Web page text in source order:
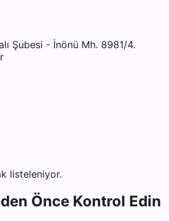
Şubesi - İnönü Mh. 8981/4.
listeleniyor.
Önce Kontrol Edin